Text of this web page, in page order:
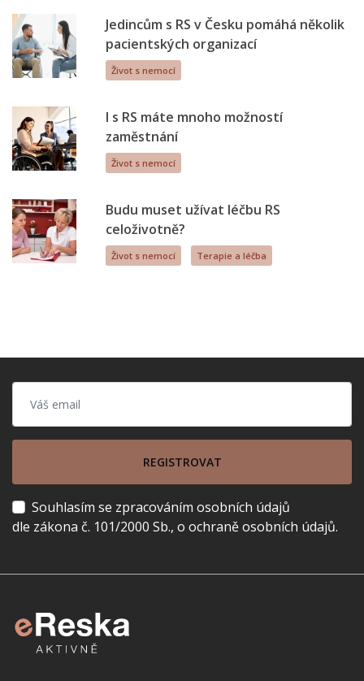
Jedincům s RS v Česku pomáhá několik
pacientských organizací
Život s nemocí
I s RS máte mnoho možností
zaměstnání
Život s nemocí
Budu muset užívat léčbu RS
celoživotně?
Život s nemocí Terapie a léčba
REGISTROVAT
Souhlasím se zpracováním osobních údajů
dle zákona č. 101/2000 Sb., o ochraně osobních údajů.